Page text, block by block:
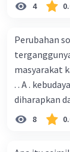
4
Perubahan
masyarakat
. . A .
diharapkan
sikap, dan
dengan
8